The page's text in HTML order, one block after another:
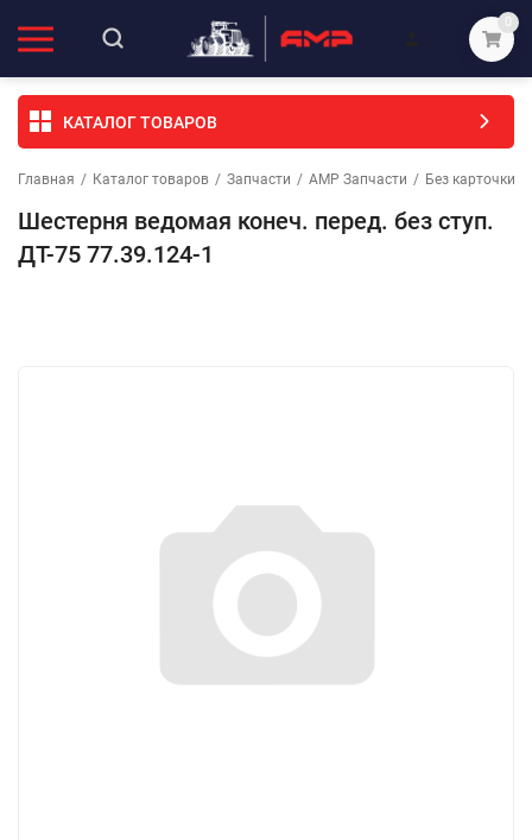
0
КАТАЛОГ ТОВАРОВ
Главная / Каталог товаров / Запчасти / АМР Запчасти / Без карточки
Шестерня ведомая конеч. перед. без ступ.
ДТ-75 77.39.124-1